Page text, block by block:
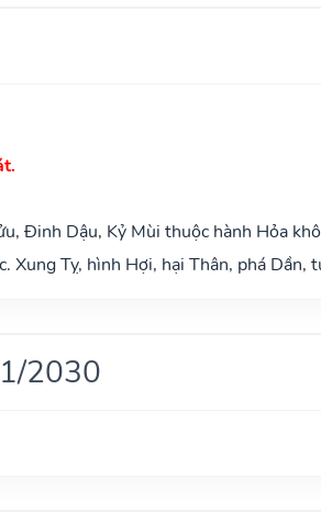
Đinh Dậu, Kỷ Mùi thuộc hành Hỏa
Xung Tỵ, hình Hợi, hại Thân, phá Dần,
2030